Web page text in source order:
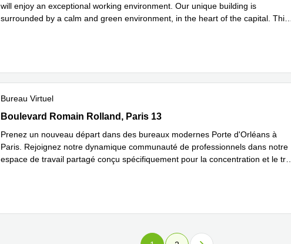
will enjoy an exceptional working environment. Our unique building is
surrounded by a calm and green environment, in the heart of the capital. This
Bureau Virtuel
25 Boulevard Romain Rolland, Paris 13
Boulevard Romain Rolland, Paris 13
Prenez un nouveau départ dans des bureaux modernes Porte d'Orléans à
Paris. Rejoignez notre dynamique communauté de professionnels dans notre
espace de travail partagé conçu spécifiquement pour la concentration et le tr